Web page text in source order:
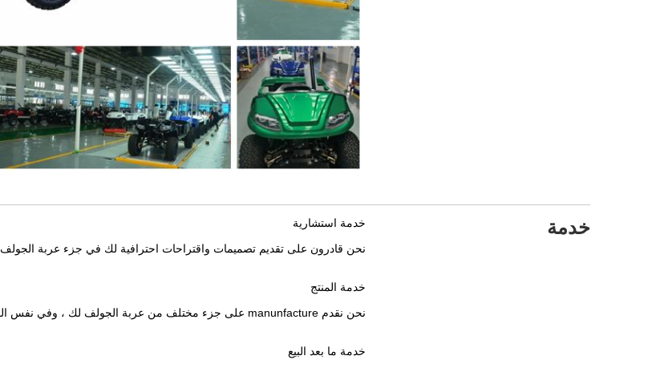
خدمة
خدمة استشارية
نحن قادرون على تقديم تصميمات واقتراحات احترافية لك في جزء عربة الجولف.
خدمة المنتج
نحن نقدم manunfacture على جزء مختلف من عربة الجولف لك ، وفي نفس الوقت ، OEM و ODM عمليان أيضًا بالنسبة لنا.
خدمة ما بعد البيع